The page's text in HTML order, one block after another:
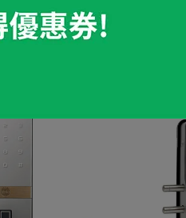
紋/密碼/卡片輔助鎖
Bio H)(附基本安裝)
輔